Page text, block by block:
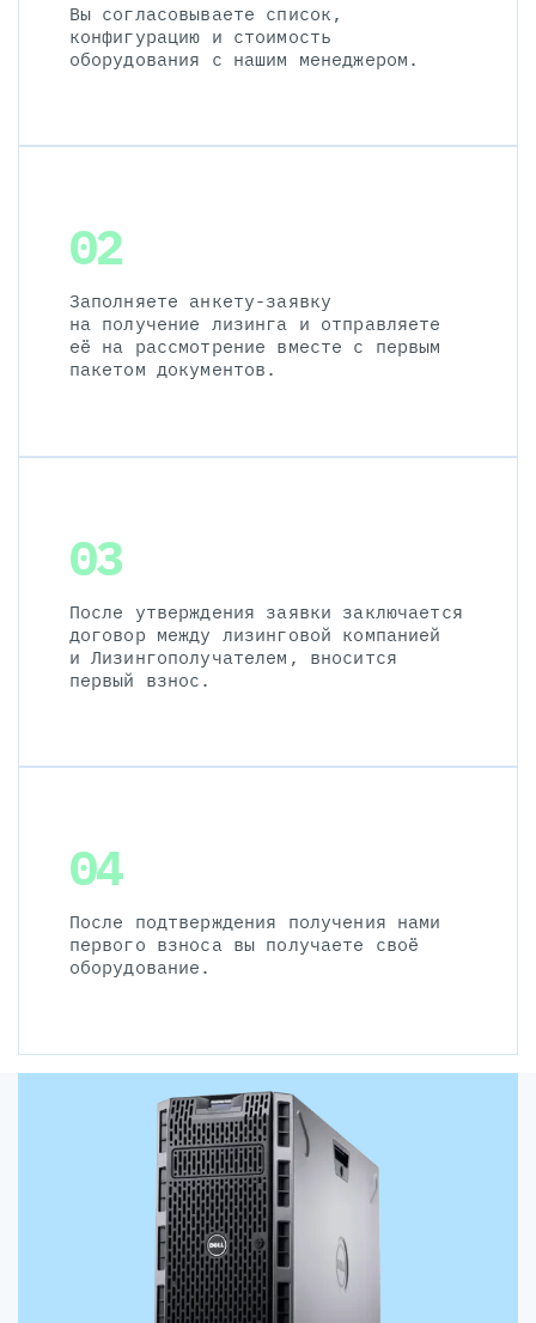
Вы согласовываете список,
конфигурацию и стоимость
оборудования с нашим менеджером.
02
Заполняете анкету-заявку
на получение лизинга и отправляете
её на рассмотрение вместе с первым
пакетом документов.
03
После утверждения заявки заключается
договор между лизинговой компанией
и Лизингополучателем, вносится
первый взнос.
04
После подтверждения получения нами
первого взноса вы получаете своё
оборудование.